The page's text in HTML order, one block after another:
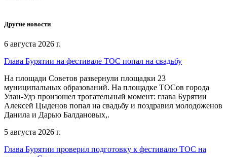
Другие новости
6 августа 2026 г.
Глава Бурятии на фестивале ТОС попал на свадьбу
На площади Советов развернули площадки 23
муниципальных образований. На площадке ТОСов города
Улан-Удэ произошел трогательный момент: глава Бурятии
Алексей Цыденов попал на свадьбу и поздравил молодоженов
Данила и Дарью Балдановых,.
5 августа 2026 г.
Глава Бурятии проверил подготовку к фестивалю ТОС на